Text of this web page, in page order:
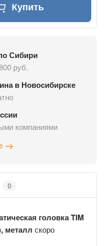
Купить
Сибири
руб.
в Новосибирске
компаниями
0
головка TIM
металл скоро